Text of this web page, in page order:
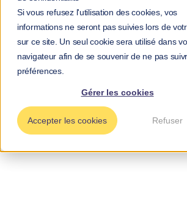
Si vous refusez l'utilisation des cookies, vos
informations ne seront pas suivies lors de
sur ce site. Un seul cookie sera utilisé dans
navigateur afin de se souvenir de ne pas
préférences.
Gérer les cookies
Accepter les cookies Refuser